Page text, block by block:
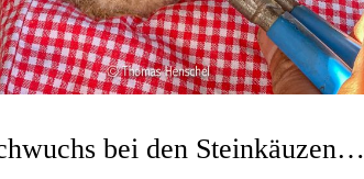
bei den Steinkäuzen…